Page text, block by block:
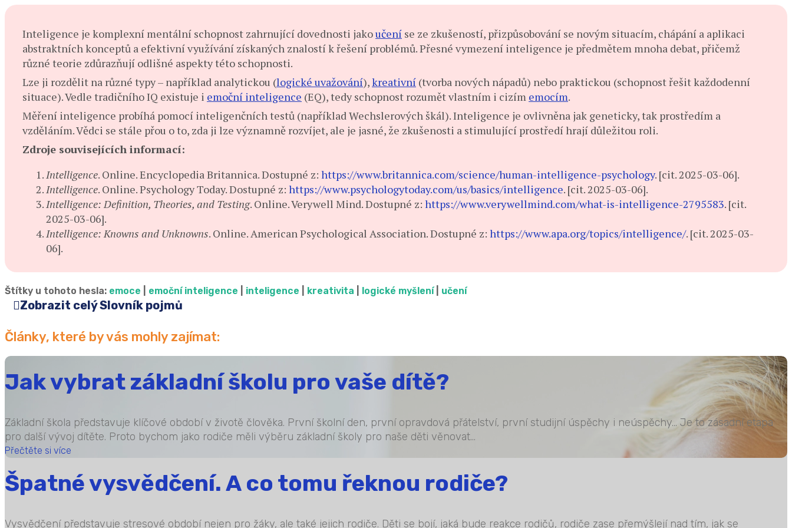
Inteligence je komplexní mentální schopnost zahrnující dovednosti jakoučení se ze zkušeností, přizpůsobování se novým situacím, chápání a aplikaci
abstraktních konceptů a efektivní využívání získaných znalostí k řešení problémů. Přesné vymezení inteligence je předmětem mnoha debat, přičemž
různé teorie zdůrazňují odlišné aspekty této schopnosti.
Lze ji rozdělit na různé typy – například analytickou (logické uvažování),kreativní (tvorba nových nápadů) nebo praktickou (schopnost řešit každodenní
situace). Vedle tradičního IQ existuje i emoční inteligence (EQ), tedy schopnost rozumět vlastním i cizím emocím.
Měření inteligence probíhá pomocí inteligenčních testů (například Wechslerových škál). Inteligence je ovlivněna jak geneticky, tak prostředím a
vzděláním. Vědci se stále přou o to, zda ji lze významně rozvíjet, ale je jasné, že zkušenosti a stimulující prostředí hrají důležitou roli.
Zdroje souvisejících informací:
Intelligence. Online. Encyclopedia Britannica. Dostupné z: https://www.britannica.com/science/human-intelligence-psychology. [cit. 2025-03-06].
Intelligence. Online. Psychology Today. Dostupné z: https://www.psychologytoday.com/us/basics/intelligence. [cit. 2025-03-06].
Intelligence: Definition, Theories, and Testing. Online. Verywell Mind. Dostupné z: https://www.verywellmind.com/what-is-intelligence-2795583. [cit.
2025-03-06].
Intelligence: Knowns and Unknowns. Online. American Psychological Association. Dostupné z: https://www.apa.org/topics/intelligence/. [cit. 2025-03-
06].
Štítky u tohoto hesla: emoce emoční inteligence inteligence kreativita logické myšlení| učení
Zobrazit celý Slovník pojmů
Články, které by vás mohly zajímat:
Jak vybrat základní školu pro vaše dítě?
Základní škola představuje klíčové období v životě člověka. První školní den, první opravdová přátelství, první studijní úspěchy i neúspěchy… Je to zásadní etapa
pro další vývoj dítěte. Proto bychom jako rodiče měli výběru základní školy pro naše děti věnovat...
Přečtěte si více
Špatné vysvědčení. A co tomu řeknou rodiče?
Vysvědčení představuje stresové období nejen pro žáky, ale také jejich rodiče. Děti se bojí, jaká bude reakce rodičů, rodiče zase přemýšlejí nad tím, jak se